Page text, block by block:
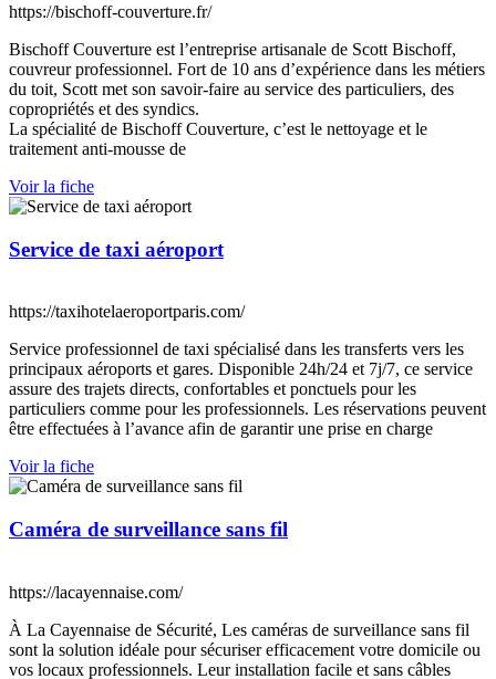
https://bischoff-couverture.fr/
Bischoff Couverture est l’entreprise artisanale de Scott Bischoff,
couvreur professionnel. Fort de 10 ans d’expérience dans les métiers
du toit, Scott met son savoir-faire au service des particuliers, des
copropriétés et des syndics.
La spécialité de Bischoff Couverture, c’est le nettoyage et le
traitement anti-mousse de
Voir la fiche
Service de taxi aéroport
https://taxihotelaeroportparis.com/
Service professionnel de taxi spécialisé dans les transferts vers les
principaux aéroports et gares. Disponible 24h/24 et 7j/7, ce service
assure des trajets directs, confortables et ponctuels pour les
particuliers comme pour les professionnels. Les réservations peuvent
être effectuées à l’avance afin de garantir une prise en charge
Voir la fiche
Caméra de surveillance sans fil
https://lacayennaise.com/
À La Cayennaise de Sécurité, Les caméras de surveillance sans fil
sont la solution idéale pour sécuriser efficacement votre domicile ou
vos locaux professionnels. Leur installation facile et sans câbles